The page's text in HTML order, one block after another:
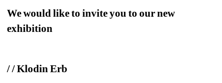
We would like to invite you to our new
exhibition
/ / Klodin Erb